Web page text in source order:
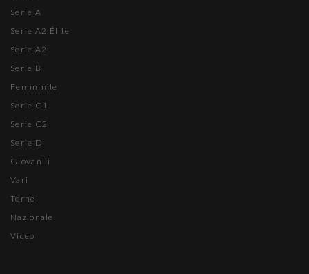
Serie A
Serie A2 Élite
Serie A2
Serie B
Femminile
Serie C1
Serie C2
Serie D
Giovanili
Vari
Tornei
Nazionale
Video